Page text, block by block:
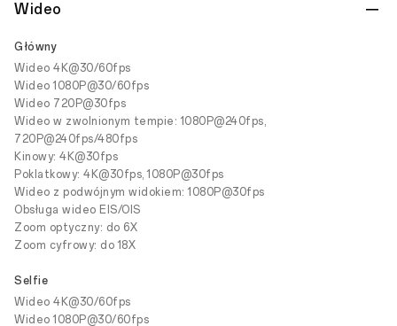
Wideo
Główny
Wideo 4K@30/60fps
Wideo 1080P@30/60fps
Wideo 720P@30fps
Wideo w zwolnionym tempie: 1080P@240fps,
720P@240fps/480fps
Kinowy: 4K@30fps
Poklatkowy: 4K@30fps, 1080P@30fps
Wideo z podwójnym widokiem: 1080P@30fps
Obsługa wideo EIS/OIS
Zoom optyczny: do 6X
Zoom cyfrowy: do 18X
Selfie
Wideo 4K@30/60fps
Wideo 1080P@30/60fps